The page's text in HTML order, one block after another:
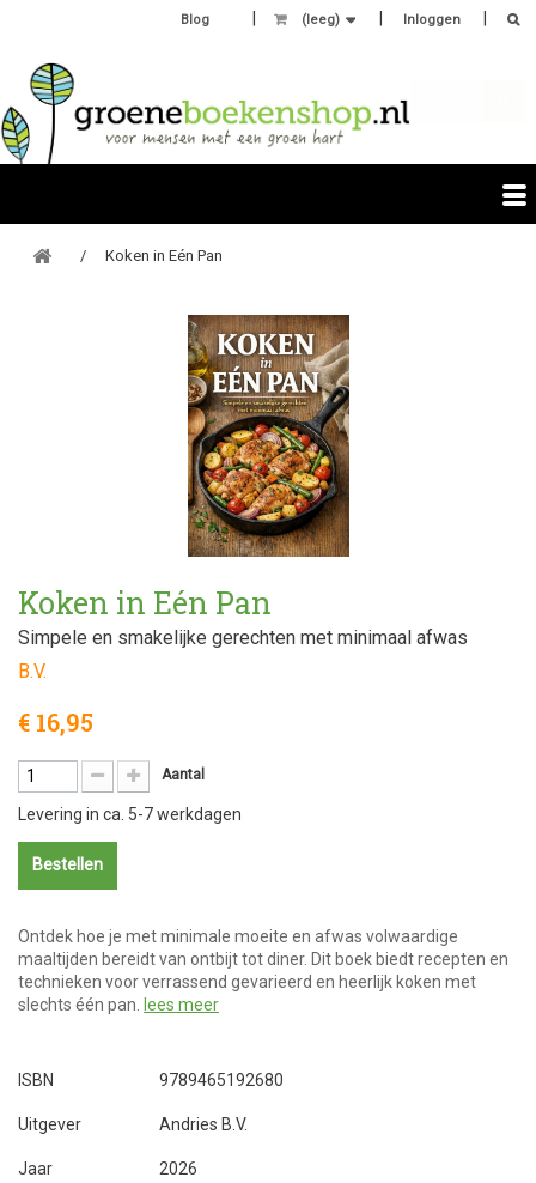
Inloggen
(leeg)
Blog
Koken in Eén Pan
Koken in Eén Pan
Simpele en smakelijke gerechten met minimaal afwas
B.V.
€ 16,95
Aantal
Levering in ca. 5-7 werkdagen
Bestellen
Ontdek hoe je met minimale moeite en afwas volwaardige
maaltijden bereidt van ontbijt tot diner. Dit boek biedt recepten en
technieken voor verrassend gevarieerd en heerlijk koken met
slechts één pan.
lees meer
ISBN 9789465192680
Uitgever Andries B.V.
Jaar 2026